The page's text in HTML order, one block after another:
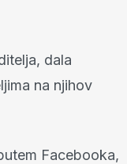
dala
na njihov
Facebooka,